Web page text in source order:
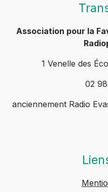
Association pour la
1 Venelle des
02
anciennement Radio